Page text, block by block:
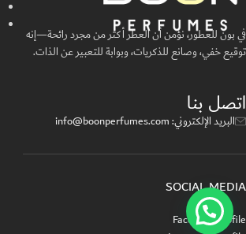
في بون للعطور، نؤمن أن العطر أكثر من مجرد رائحة—إنه
توقيع خفي، وصانع للذكريات، وبوابة للتعبير عن الذات.
اتصل بنا
البريد الإلكتروني: info@boonperfumes.com
SOCIAL MEDIA
Facebook profile